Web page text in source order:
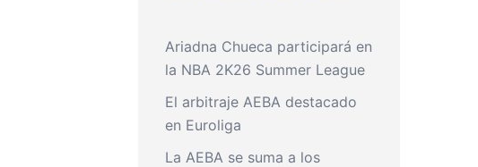
Ariadna Chueca participará en
la NBA 2K26 Summer League
El arbitraje AEBA destacado
en Euroliga
La AEBA se suma a los